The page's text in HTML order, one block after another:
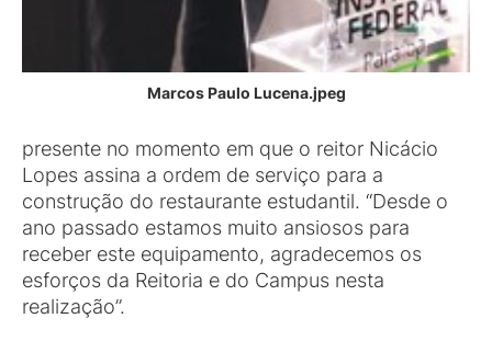
Marcos Paulo Lucena.jpeg
presente no momento em que o reitor Nicácio
Lopes assina a ordem de serviço para a
construção do restaurante estudantil. “Desde o
ano passado estamos muito ansiosos para
receber este equipamento, agradecemos os
esforços da Reitoria e do Campus nesta
realização”.